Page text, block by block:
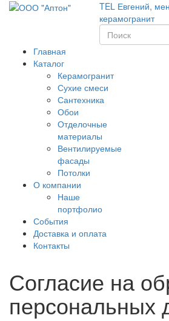
TEL Евгений,
керамогранит
Главная
Каталог
Керамогранит
Сухие смеси
Сантехника
Обои
Отделочные
материалы
Вентилируемые
фасады
Потолки
О компании
Наше
портфолио
События
Доставка и оплата
Контакты
Согласие на
персональных